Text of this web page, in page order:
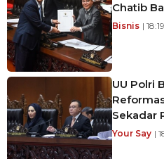
Chatib
Bisnis |
UU Polri
Sekadar
Your Say |